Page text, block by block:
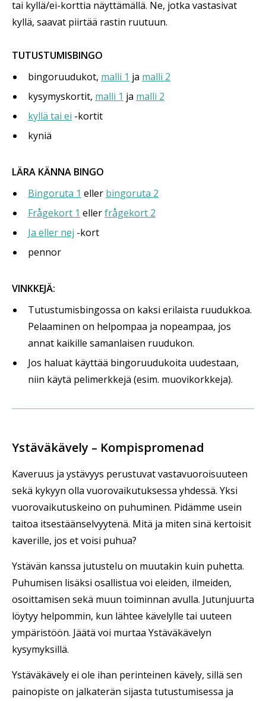
tai kyllä/ei-korttia näyttämällä. Ne, jotka vastasivat
kyllä, saavat piirtää rastin ruutuun.
TUTUSTUMISBINGO
bingoruudukot, malli 1 ja malli 2
kysymyskortit, malli 1 ja malli 2
kyllä tai ei -kortit
kyniä
LÄRA KÄNNA BINGO
Bingoruta 1 eller bingoruta 2
Frågekort 1 ellerfrågekort 2
Ja eller nej -kort
pennor
VINKKEJÄ:
Tutustumisbingossa on kaksi erilaista ruudukkoa.
Pelaaminen on helpompaa ja nopeampaa, jos
annat kaikille samanlaisen ruudukon.
Jos haluat käyttää bingoruudukoita uudestaan,
niin käytä pelimerkkejä (esim. muovikorkkeja).
Ystäväkävely – Kompispromenad
Kaveruus ja ystävyys perustuvat vastavuoroisuuteen
sekä kykyyn olla vuorovaikutuksessa yhdessä. Yksi
vuorovaikutuskeino on puhuminen. Pidämme usein
taitoa itsestäänselvyytenä. Mitä ja miten sinä kertoisit
kaverille, jos et voisi puhua?
Ystävän kanssa jutustelu on muutakin kuin puhetta.
Puhumisen lisäksi osallistua voi eleiden, ilmeiden,
osoittamisen sekä muun toiminnan avulla. Jutunjuurta
löytyy helpommin, kun lähtee kävelylle tai uuteen
ympäristöön. Jäätä voi murtaa Ystäväkävelyn
kysymyksillä.
Ystäväkävely ei ole ihan perinteinen kävely, sillä sen
painopiste on jalkaterän sijasta tutustumisessa ja